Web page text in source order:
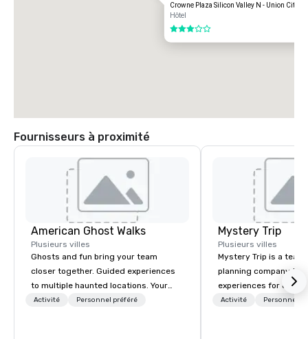
Crowne Plaza Silicon Valley N - Union City
Hôtel
3 sur 5
Fournisseurs à proximité
American Ghost Walks
Plusieurs villes
Ghosts and fun bring your team
closer together. Guided experiences
to multiple haunted locations. Your
group will be treated to a ghostly
Activité Personnel préféré
Mystery Trip
Plusieurs villes
Mystery Trip is a
planning company
experiences for our
"mystery" is that
Activité Personnel